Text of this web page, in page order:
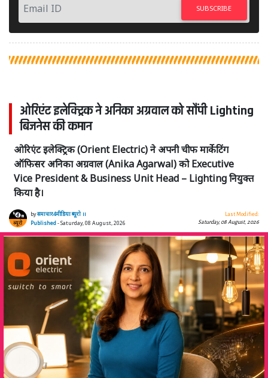
SUBSCRIBE
ओरिएंट इलेक्ट्रिक ने अनिका अग्रवाल को सौंपी Lighting
बिजनेस की कमान
ओरिएंट इलेक्ट्रिक (Orient Electric) ने अपनी चीफ मार्केटिंग
ऑफिसर अनिका अग्रवाल (Anika Agarwal) को Executive
Vice President & Business Unit Head – Lighting नियुक्त
किया है।
byसमाचार4मीडिया ब्यूरो ।।
Published- Saturday, 08 August, 2026
Last Modified:
Saturday, 08 August, 2026